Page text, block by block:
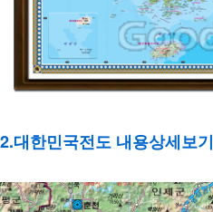
2.대한민국전도 내용상세보기